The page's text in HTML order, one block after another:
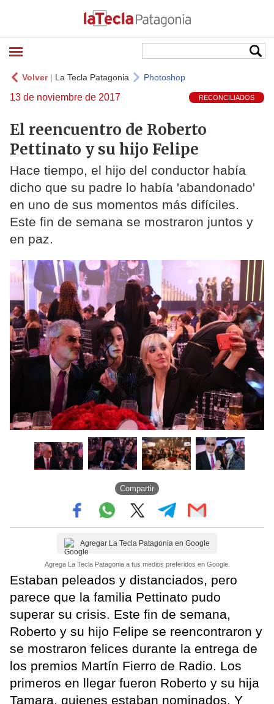
Volver| La Tecla Patagonia Photoshop
13 de noviembre de 2017 RECONCILIADOS
El reencuentro de Roberto
Pettinato y su hijo Felipe
Hace tiempo, el hijo del conductor había
dicho que su padre lo había 'abandonado'
en uno de sus momentos más difíciles.
Este fin de semana se mostraron juntos y
en paz.
Compartir
Agregar La Tecla Patagonia en Google
Agrega La Tecla Patagonia a tus medios preferidos en Google.
Estaban peleados y distanciados, pero
parece que la familia Pettinato pudo
superar su crisis. Este fin de semana,
Roberto y su hijo Felipe se reencontraron y
se mostraron felices durante la entrega de
los premios Martín Fierro de Radio. Los
primeros en llegar fueron Roberto y su hija
Tamara, quienes estaban nominados. Y